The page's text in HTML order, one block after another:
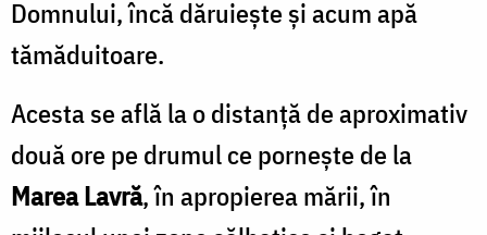
Domnului, încă dăruieşte şi acum apă
tămăduitoare.
Acesta se află la o distanţă de aproximativ
două ore pe drumul ce porneşte de la
Marea Lavră, în apropierea mării, în